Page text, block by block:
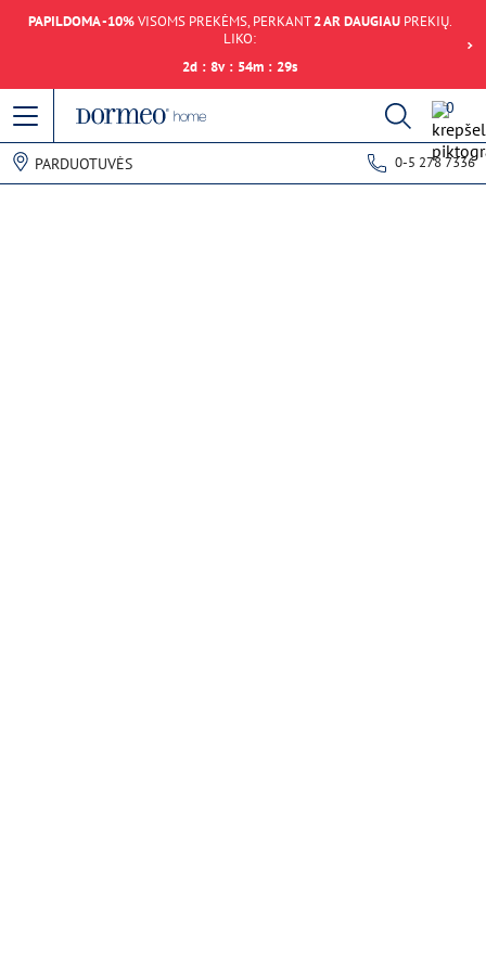
PAPILDOMA -10%VISOMS PREKĖMS, PERKANT2 AR DAUGIAUPREKIŲ.
LIKO:
2d : 8v : 54m : 29s
0
PARDUOTUVĖS 0-5 278 7336